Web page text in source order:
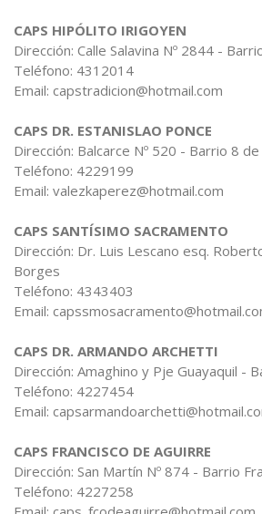
CAPS HIPÓLITO IRIGOYEN
Dirección: Calle Salavina Nº 2844 -
Teléfono: 4312014
Email: capstradicion@hotmail.com
CAPS DR. ESTANISLAO PONCE
Dirección: Balcarce Nº 520 - Barrio 8 de
Teléfono: 4229199
Email: valezkaperez@hotmail.com
CAPS SANTÍSIMO SACRAMENTO
Dirección: Dr. Luis Lescano esq.
Borges
Teléfono: 4343403
Email:
CAPS DR. ARMANDO ARCHETTI
Dirección: Amaghino y Pje Guayaquil -
Teléfono: 4227454
Email:
CAPS FRANCISCO DE AGUIRRE
Dirección: San Martín Nº 874 - Barrio
Teléfono: 4227258